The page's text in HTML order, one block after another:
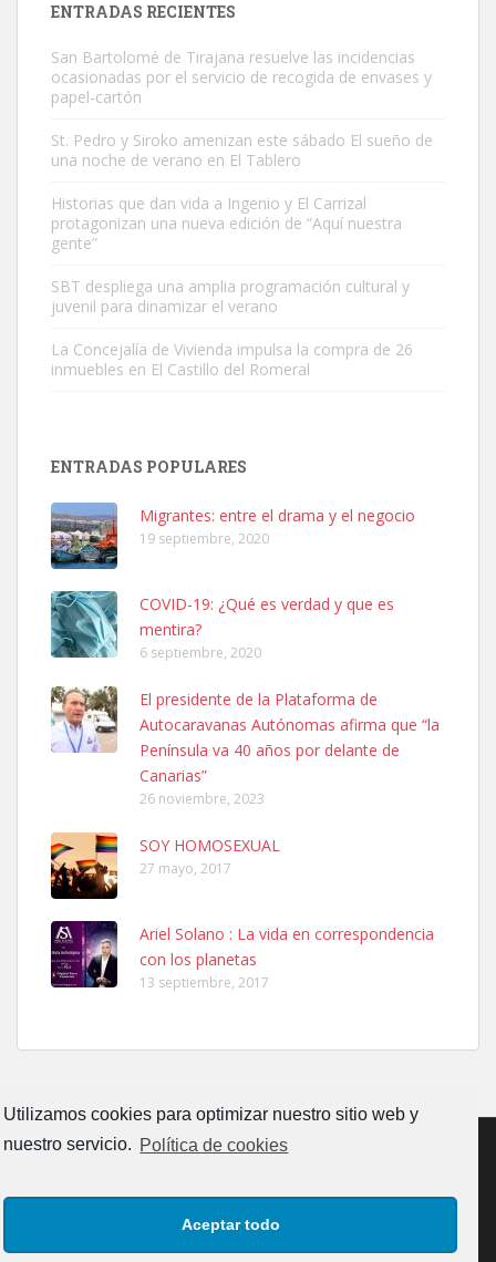
Utilizamos cookies para optimizar nuestro sitio web y
nuestro servicio. Política de cookies
Aceptar todo
Este gato macho ha aparecido en la calle hace menos de un mes,
es muy manso y extremadamente cari...
Leales.org » Gran Canaria
Leales.org » Gran Canaria
SHIBA PERDIDO AVDA JOSE MESA Y LOPEZ
PERRO MACHO RAZA SHIBA CON MICROCHIP PERDIDO HOY
06/07/2025 ZONA MESA Y LOPEZ. ES MUY ASUSTADIZO
Leales.org » Gran Canaria
6.7.2025
Ninfa perdida
El día 5 se los perdió una ninfa papillera, asustada tiene miedo a la
calle, se perdió por la zon...
Adopcion
Busco casa de acogida para mi perrita ya que por temas de trabajo
ENTRADAS RECIENTES
San Bartolomé de Tirajana resuelve las incidencias
ocasionadas por el servicio de recogida de envases y
papel-cartón
St. Pedro y Siroko amenizan este sábado El sueño de
una noche de verano en El Tablero
Historias que dan vida a Ingenio y El Carrizal
protagonizan una nueva edición de “Aquí nuestra
gente”
SBT despliega una amplia programación cultural y
juvenil para dinamizar el verano
La Concejalía de Vivienda impulsa la compra de 26
inmuebles en El Castillo del Romeral
ENTRADAS POPULARES
Migrantes: entre el drama y el negocio
19 septiembre, 2020
COVID-19: ¿Qué es verdad y que es
mentira?
6 septiembre, 2020
El presidente de la Plataforma de
Autocaravanas Autónomas afirma que “la
Península va 40 años por delante de
Canarias”
26 noviembre, 2023
SOY HOMOSEXUAL
27 mayo, 2017
Ariel Solano : La vida en correspondencia
con los planetas
13 septiembre, 2017
POLÍTICA DE COOKIES (UE)